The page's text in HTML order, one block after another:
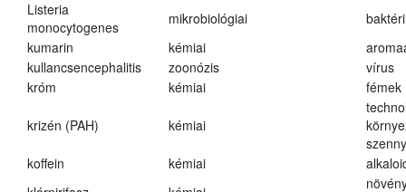
Listeria
monocytogenes
mikrobiológiai
kumarin
kémiai
kullancsencephalitis
zoonózis
vírus
króm
kémiai fémek
krizén (PAH) kémiai
koffein
kémiai